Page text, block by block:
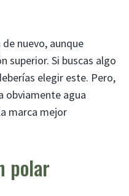
nuevo, aunque
superior. Si buscas algo
elegir este. Pero,
obviamente agua
marca mejor
polar